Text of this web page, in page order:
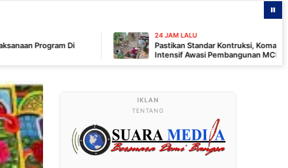
24 JAM LALU
Pastikan Standar Kontruksi, Komandan SSK TMMD 129
Intensif Awasi Pembangunan MCK di Wanam
TENTANG